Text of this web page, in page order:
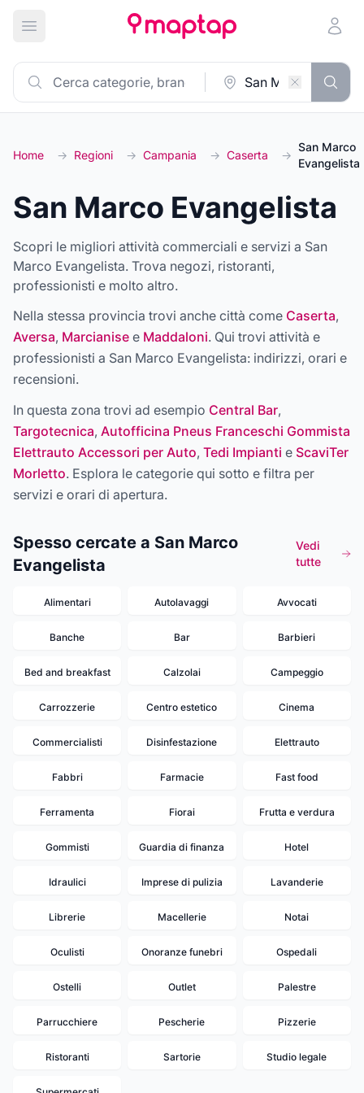
Apri menu principale
Home → Regioni → Campania → Caserta →
San Marco
Evangelista
San Marco Evangelista
Scopri le migliori attività commerciali e servizi a San
Marco Evangelista. Trova negozi, ristoranti,
professionisti e molto altro.
Nella stessa provincia trovi anche città come Caserta,
Aversa, Marcianise e Maddaloni. Qui trovi attività e
professionisti a San Marco Evangelista: indirizzi, orari e
recensioni.
In questa zona trovi ad esempio Central Bar,
Targotecnica, Autofficina Pneus Franceschi Gommista
Elettrauto Accessori per Auto, Tedi Impianti e ScaviTer
Morletto. Esplora le categorie qui sotto e filtra per
servizi e orari di apertura.
Spesso cercate a San Marco
Evangelista
Vedi
tutte
Alimentari Autolavaggi Avvocati
Banche Bar Barbieri
Bed and breakfast Calzolai Campeggio
Carrozzerie Centro estetico Cinema
Commercialisti Disinfestazione Elettrauto
Fabbri Farmacie Fast food
Ferramenta Fiorai Frutta e verdura
Gommisti Guardia di finanza Hotel
Idraulici Imprese di pulizia Lavanderie
Librerie Macellerie Notai
Oculisti Onoranze funebri Ospedali
Ostelli Outlet Palestre
Parrucchiere Pescherie Pizzerie
Ristoranti Sartorie Studio legale